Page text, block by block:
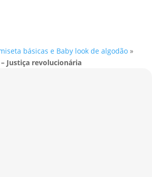
básicas e Baby look de algodão »
Justiça revolucionária